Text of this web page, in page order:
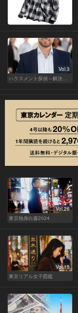
Vol.3
ハラスメント探偵～解決編～
Vol.26
東京独身白書2024
Vol.15
東京リアル女子図鑑